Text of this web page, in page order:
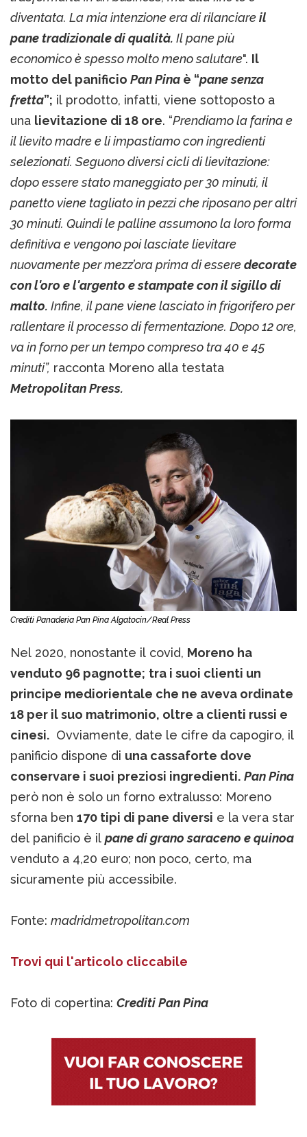
diventata. La mia intenzione era di rilanciareil
pane tradizionale di qualità. Il pane più
economico è spesso molto meno salutare". Il
motto del panificio Pan Pina è “pane senza
fretta”; il prodotto, infatti, viene sottoposto a
una lievitazione di 18 ore. “Prendiamo la farina e
il lievito madre e li impastiamo con ingredienti
selezionati. Seguono diversi cicli di lievitazione:
dopo essere stato maneggiato per 30 minuti, il
panetto viene tagliato in pezzi che riposano per altri
30 minuti. Quindi le palline assumono la loro forma
definitiva e vengono poi lasciate lievitare
nuovamente per mezz’ora prima di esseredecorate
con l'oro e l'argento e stampate con il sigillo di
malto. Infine, il pane viene lasciato in frigorifero per
rallentare il processo di fermentazione. Dopo 12 ore,
va in forno per un tempo compreso tra 40 e 45
minuti”, racconta Moreno alla testata
Metropolitan Press.
Crediti Panaderia Pan Pina Algatocin/Real Press
Nel 2020, nonostante il covid, Moreno ha
venduto 96 pagnotte; tra i suoi clienti un
principe mediorientale che ne aveva ordinate
18 per il suo matrimonio, oltre a clienti russi e
cinesi. Ovviamente, date le cifre da capogiro, il
panificio dispone di una cassaforte dove
conservare i suoi preziosi ingredienti. Pan Pina
però non è solo un forno extralusso: Moreno
sforna ben 170 tipi di pane diversi e la vera star
del panificio è il pane di grano saraceno e quinoa
venduto a 4,20 euro; non poco, certo, ma
sicuramente più accessibile.
Fonte: madridmetropolitan.com
Trovi qui l'articolo cliccabile
Foto di copertina: Crediti Pan Pina